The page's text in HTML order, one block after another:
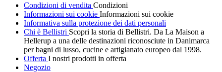
Condizioni di vendita Condizioni
Informazioni sui cookie Informazioni sui cookie
Informativa sulla protezione dei dati personali
Chi è Bellistri Scopri la storia di Bellistri. Da La Maison a
Hellerup a una delle destinazioni riconosciute in Danimarca
per bagni di lusso, cucine e artigianato europeo dal 1998.
Offerta I nostri prodotti in offerta
Negozio